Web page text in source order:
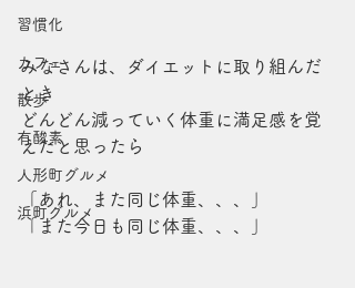
習慣化
カフェ
散歩
有酸素
人形町グルメ
浜町グルメ
みなさんは、ダイエットに取り組んだ
とき
どんどん減っていく体重に満足感を覚
えたと思ったら
「あれ、また同じ体重、、、」
「また今日も同じ体重、、、」